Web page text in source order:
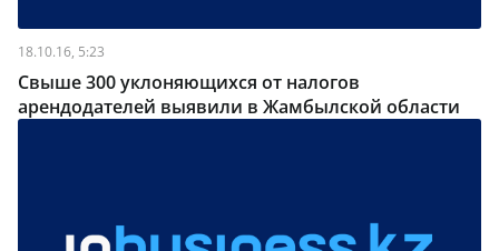
18.10.16, 5:23
Свыше 300 уклоняющихся от налогов
арендодателей выявили в Жамбылской области